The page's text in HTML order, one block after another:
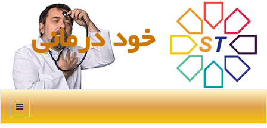
خود درمانی
منو